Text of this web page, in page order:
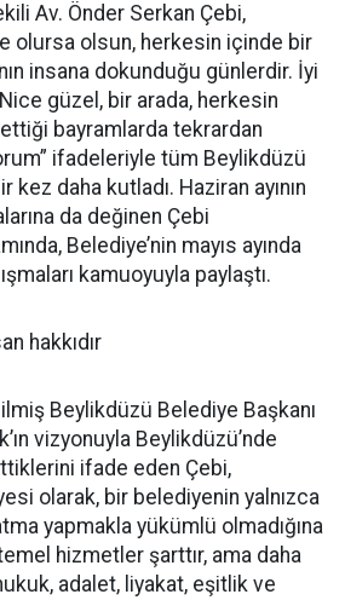
Av. Önder Serkan Çebi,
olursa olsun, herkesin içinde bir
insana dokunduğu günlerdir. İyi
güzel, bir arada, herkesin
bayramlarda tekrardan
ifadeleriyle tüm Beylikdüzü
kez daha kutladı. Haziran ayının
da değinen Çebi
Belediye’nin mayıs ayında
kamuoyuyla paylaştı.
hakkıdır
Beylikdüzü Belediye Başkanı
vizyonuyla Beylikdüzü’nde
ifade eden Çebi,
olarak, bir belediyenin yalnızca
yapmakla yükümlü olmadığına
hizmetler şarttır, ama daha
adalet, liyakat, eşitlik ve